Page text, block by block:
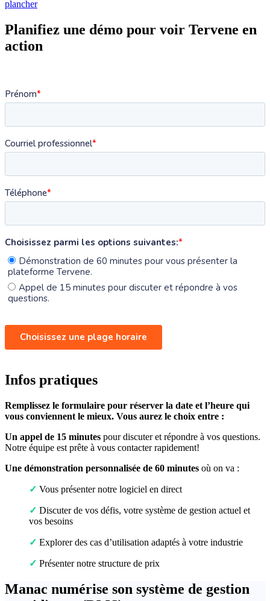
plancher
Planifiez une démo pour voir Tervene en
action
Infos pratiques
Remplissez le formulaire pour réserver la date et l’heure qui
vous conviennent le mieux. Vous aurez le choix entre :
Un appel de 15 minutes pour discuter et répondre à vos questions.
Notre équipe est prête à vous contacter rapidement!
Une démonstration personnalisée de 60 minutes où on va :
✓ Vous présenter notre logiciel en direct
✓ Discuter de vos défis, votre système de gestion actuel et
vos besoins
✓ Explorer des cas d’utilisation adaptés à votre industrie
✓ Présenter notre structure de prix
Manac numérise son système de gestion